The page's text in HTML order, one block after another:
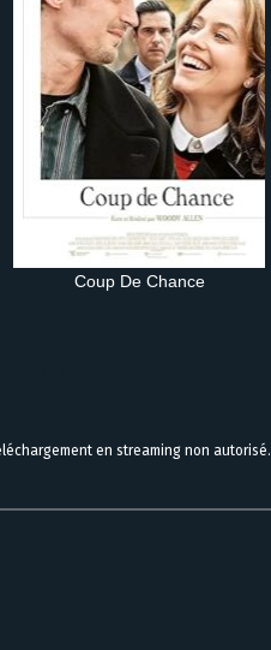
Coup De Chance
en streaming non autorisé.